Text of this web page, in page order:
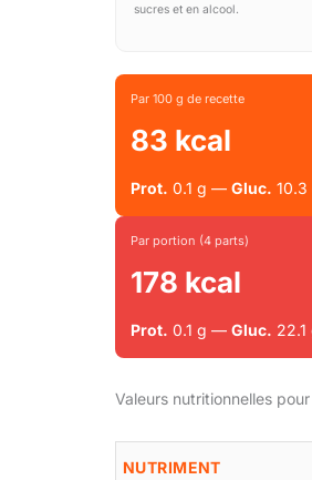
sucres et en alcool.
Par 100 g de recette
83 kcal
Prot. 0.1 g — Gluc.
Par portion (4 parts)
178 kcal
Prot. 0.1 g — Gluc.
Valeurs nutritionnelles
NUTRIMENT